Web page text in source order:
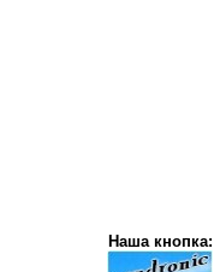
Наша кнопка: